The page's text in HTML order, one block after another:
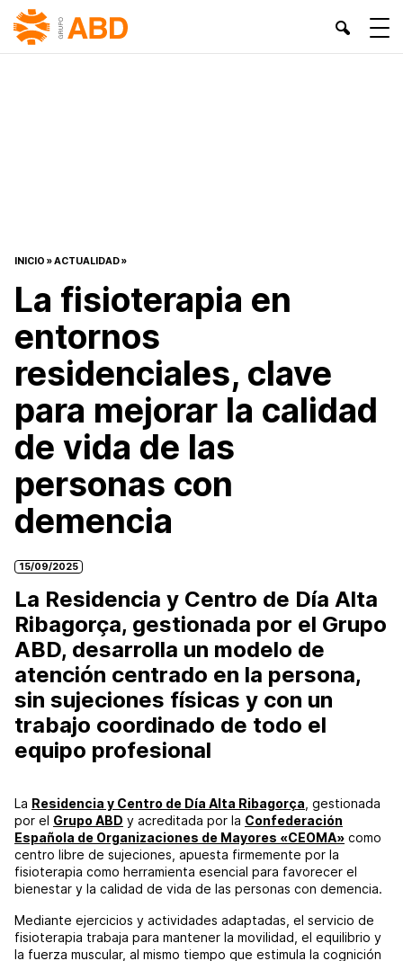
INICIO »ACTUALIDAD»
La fisioterapia en
entornos
residenciales, clave
para mejorar la calidad
de vida de las
personas con
demencia
15/09/2025
La Residencia y Centro de Día Alta
Ribagorça, gestionada por el Grupo
ABD, desarrolla un modelo de
atención centrado en la persona,
sin sujeciones físicas y con un
trabajo coordinado de todo el
equipo profesional
La Residencia y Centro de Día Alta Ribagorça , gestionada
por el Grupo ABD y acreditada por la Confederación
Española de Organizaciones de Mayores «CEOMA» como
centro libre de sujeciones, apuesta firmemente por la
fisioterapia como herramienta esencial para favorecer el
bienestar y la calidad de vida de las personas con demencia.
Mediante ejercicios y actividades adaptadas, el servicio de
fisioterapia trabaja para mantener la movilidad, el equilibrio y
la fuerza muscular, al mismo tiempo que estimula la cognición